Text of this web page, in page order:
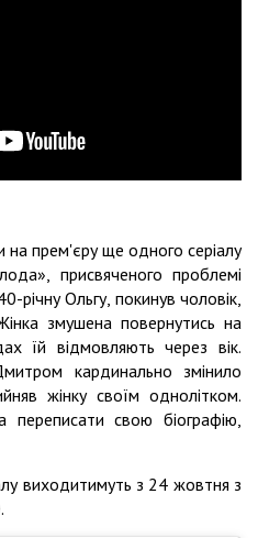
прем'єру ще одного серіалу
присвяченого проблемі
річну Ольгу, покинув чоловік,
змушена повернутись на
їй відмовляють через вік.
кардинально змінило
жінку своїм однолітком.
переписати свою біографію,
виходитимуть з 24 жовтня з